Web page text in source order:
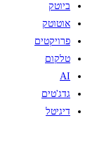
ביוטק
אוטוטק
פרויקטים
טלקום
AI
גדג'טים
דיגיטל